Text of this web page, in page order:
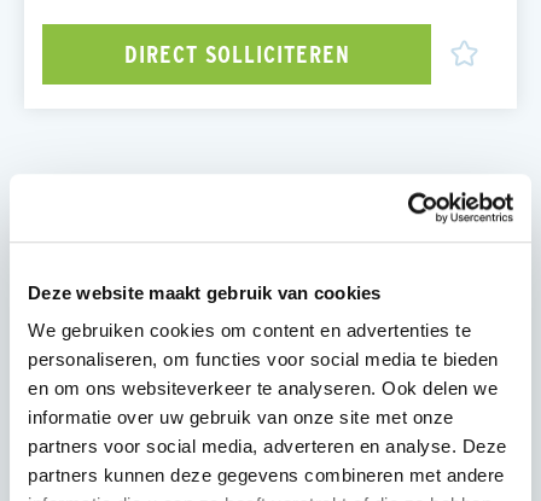
Deze website maakt gebruik van cookies
We gebruiken cookies om content en advertenties te
personaliseren, om functies voor social media te bieden
en om ons websiteverkeer te analyseren. Ook delen we
informatie over uw gebruik van onze site met onze
partners voor social media, adverteren en analyse. Deze
partners kunnen deze gegevens combineren met andere
DIRECT SOLLICITEREN
Als ervaren Timmerman 2 ben jij dé professional
veel afwisseling in je werkzaamheden, de
elektrische- en handgereedschappen, jouw kennis
en inzicht ben je in staat om onder begeleiding van
een collega de projecten te realiseren. Je bent
voornamelijk bezig met de ondersteuning van de
Timmerman 1 met wie jij samen de projecten
realiseert. Als een goede tweede man ben jij niet